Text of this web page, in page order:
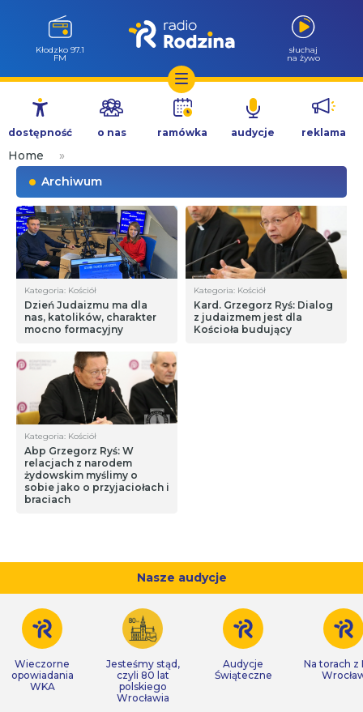
Przejdź
treści
Kłodzko 97.1
FM
słuchaj
na żywo
dostępność o nas ramówka audycje reklama
Home
»
Archiwum
Kategoria: Kościół
Dzień Judaizmu ma dla
nas, katolików, charakter
mocno formacyjny
Kategoria: Kościół
Kard. Grzegorz Ryś: Dialog
z judaizmem jest dla
Kościoła budujący
Kategoria: Kościół
Abp Grzegorz Ryś: W
relacjach z narodem
żydowskim myślimy o
sobie jako o przyjaciołach i
braciach
Nasze audycje
Wieczorne
opowiadania
WKA
Jesteśmy stąd,
czyli 80 lat
polskiego
Wrocławia
Audycje
Świąteczne
Na torach z